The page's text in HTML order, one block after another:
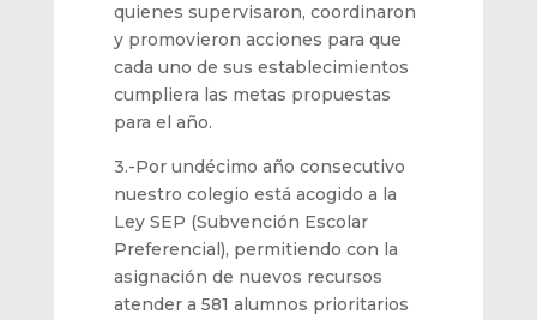
quienes supervisaron, coordinaron
y promovieron acciones para que
cada uno de sus establecimientos
cumpliera las metas propuestas
para el año.
3.-Por undécimo año consecutivo
nuestro colegio está acogido a la
Ley SEP (Subvención Escolar
Preferencial), permitiendo con la
asignación de nuevos recursos
atender a 581 alumnos prioritarios